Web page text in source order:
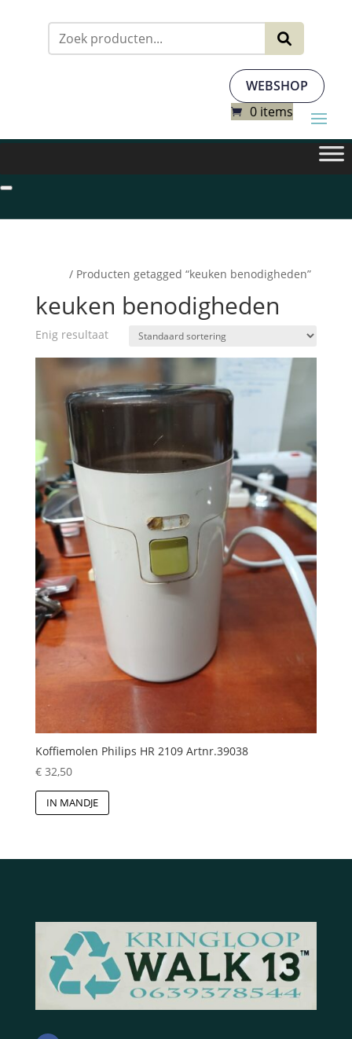
WEBSHOP
0 items
/ Producten getagged “keuken benodigheden”
keuken benodigheden
Enig resultaat
Koffiemolen Philips HR 2109 Artnr.39038
€32,50
IN MANDJE